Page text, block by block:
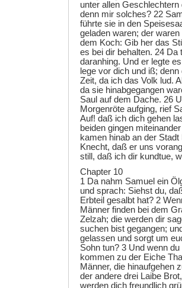
unter allen
denn mir solches? 22
führte sie in den
geladen waren; der
dem Koch: Gib her das
es bei dir behalten. 24
daranhing. Und er legte
lege vor dich und iß;
Zeit, da ich das Volk lud.
da sie hinabgegangen
Saul auf dem Dache. 26
Morgenröte aufging, rief
Auf! daß ich dich gehen
beiden gingen
kamen hinab an der
Knecht, daß er uns
still, daß ich dir kundtue,
Chapter 10
1 Da nahm Samuel ein
und sprach: Siehst du,
Erbteil gesalbt hat? 2
Männer finden bei dem
Zelzah; die werden dir
suchen bist gegangen;
gelassen und sorgt um
Sohn tun? 3 Und wenn
kommen zu der Eiche
Männer, die hinaufgehen
der andere drei Laibe
werden dich freundlich